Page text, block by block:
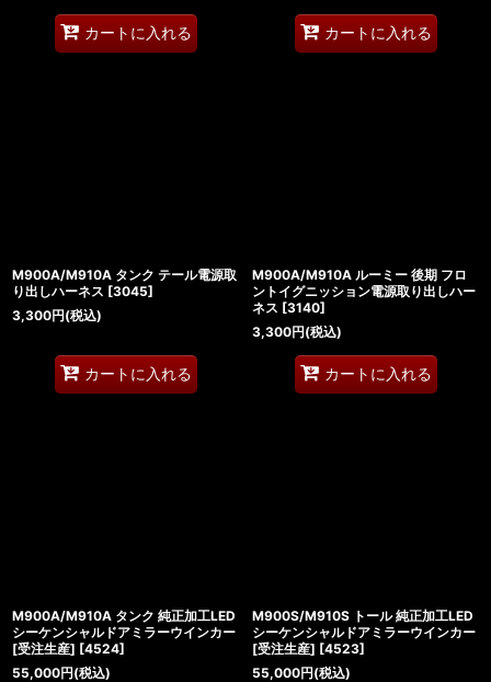
カートに入れる カートに入れる
M900A/M910A タンク テール電源取
り出しハーネス [3045]
3,300円(税込)
カートに入れる
M900A/M910A ルーミー 後期 フロ
ントイグニッション電源取り出しハー
ネス [3140]
3,300円(税込)
カートに入れる
M900A/M910A タンク 純正加工LED
シーケンシャルドアミラーウインカー
[受注生産] [4524]
55,000円(税込)
M900S/M910S トール 純正加工LED
シーケンシャルドアミラーウインカー
[受注生産] [4523]
55,000円(税込)